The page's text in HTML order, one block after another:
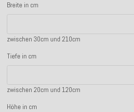
Breite in cm
zwischen 30cm und 210cm
Tiefe in cm
zwischen 20cm und 120cm
Höhe in cm